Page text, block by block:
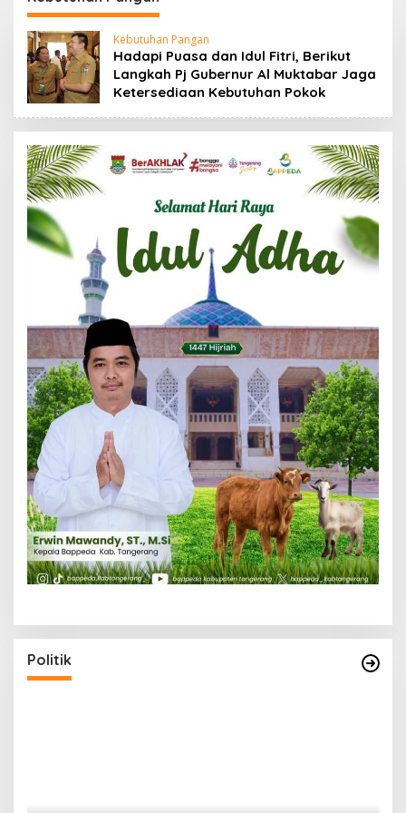
Kebutuhan Pangan
Hadapi Puasa dan Idul Fitri, Berikut
Langkah Pj Gubernur Al Muktabar Jaga
Ketersediaan Kebutuhan Pokok
Politik